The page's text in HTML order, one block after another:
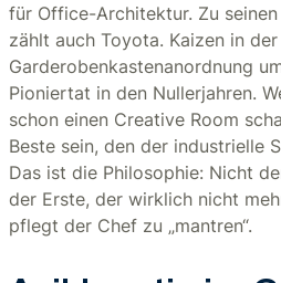
für Office-Architektur. Zu
zählt auch Toyota. Kaizen in der
Garderobenkastenanordnung
Pioniertat in den Nullerjahren.
schon einen Creative Room
Beste sein, den der industrielle
Das ist die Philosophie: Nicht
der Erste, der wirklich nicht
pflegt der Chef zu „mantren“.